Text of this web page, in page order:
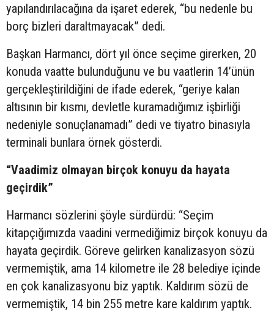
yapılandırılacağına da işaret ederek, “bu nedenle bu
borç bizleri daraltmayacak” dedi.
Başkan Harmancı, dört yıl önce seçime girerken, 20
konuda vaatte bulunduğunu ve bu vaatlerin 14’ünün
gerçekleştirildiğini de ifade ederek, “geriye kalan
altısının bir kısmı, devletle kuramadığımız işbirliği
nedeniyle sonuçlanamadı” dedi ve tiyatro binasıyla
terminali bunlara örnek gösterdi.
“Vaadimiz olmayan birçok konuyu da hayata
geçirdik”
Harmancı sözlerini şöyle sürdürdü: “Seçim
kitapçığımızda vaadini vermediğimiz birçok konuyu da
hayata geçirdik. Göreve gelirken kanalizasyon sözü
vermemiştik, ama 14 kilometre ile 28 belediye içinde
en çok kanalizasyonu biz yaptık. Kaldırım sözü de
vermemiştik, 14 bin 255 metre kare kaldırım yaptık.